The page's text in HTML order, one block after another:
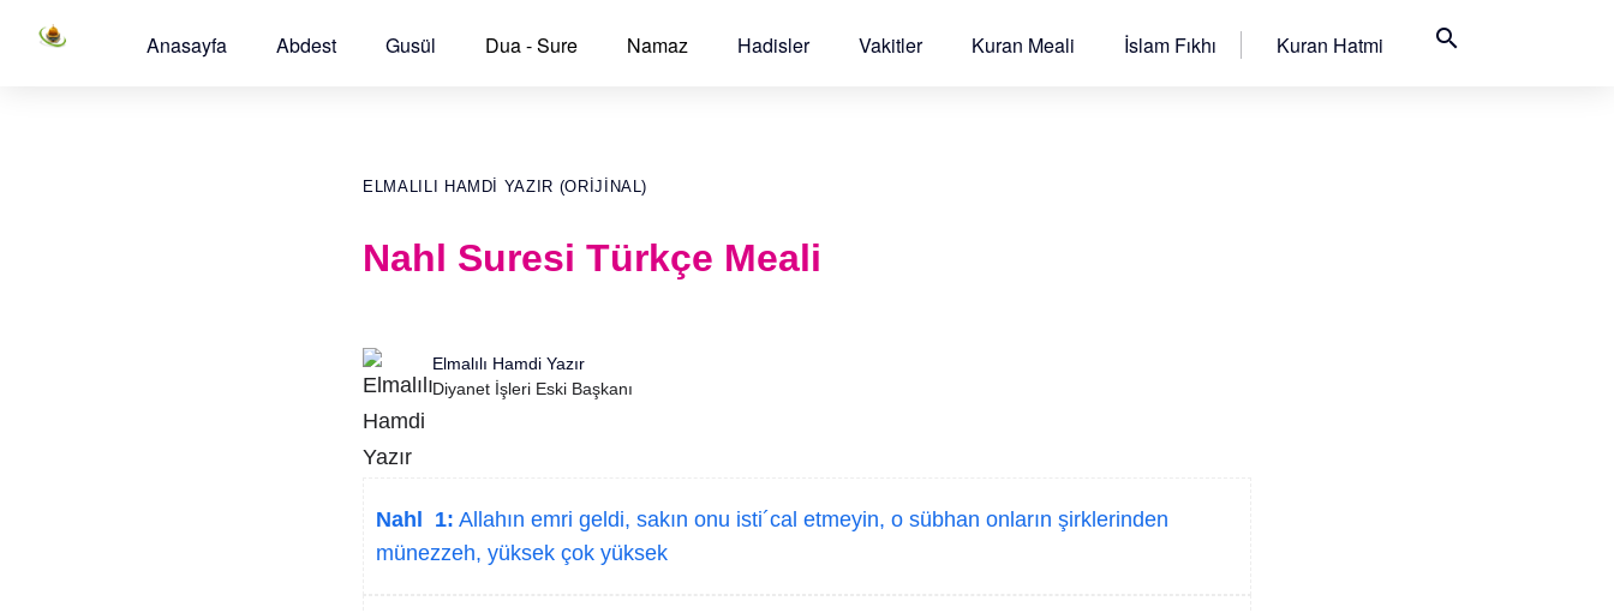
Anasayfa Abdest Gusül Dua - Sure Namaz Hadisler Vakitler Kuran Meali İslam Fıkhı Kuran Hatmi search
ELMALILI HAMDI YAZIR (ORIJINAL)
Nahl Suresi Türkçe Meali
Elmalılı Hamdi Yazır
Diyanet İşleri Eski Başkanı
Nahl 1: Allahın emri geldi, sakın onu isti´cal etmeyin, o sübhan onların şirklerinden
münezzeh, yüksek çok yüksek